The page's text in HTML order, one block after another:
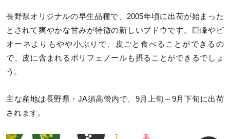
長野県オリジナルの早生品種で、2005年頃に出荷が始まった
とされて爽やかな甘みが特徴の新しいブドウです。巨峰やピ
オーネよりもやや小ぶりで、皮ごと食べることができるの
で、皮に含まれるポリフェノールも摂ることができるでしょ
う。
主な産地は長野県・JA須高管内で、9月上旬～9月下旬に出荷
されます。